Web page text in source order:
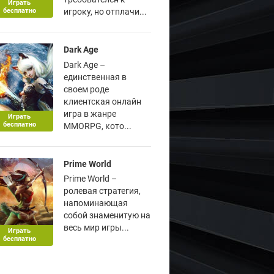
Играть
бесплатно
игроку, но отплачи...
Играть
бесплатно
Dark Age
Dark Age –
единственная в
своем роде
клиентская онлайн
игра в жанре
MMORPG, кото...
Играть
бесплатно
Prime World
Prime World –
ролевая стратегия,
напоминающая
собой знаменитую на
весь мир игры...